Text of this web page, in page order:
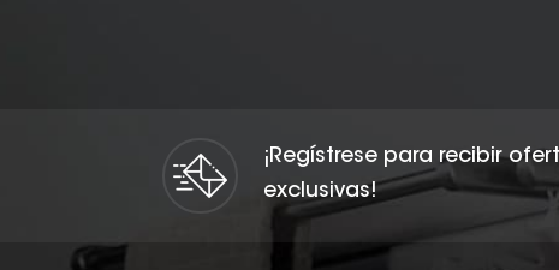
¡Regístrese para recibir
exclusivas!